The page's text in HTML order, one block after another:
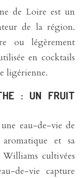
de Loire est un
de la région.
ou légèrement
en cocktails
ligérienne.
: UN FRUIT
eau-de-vie de
aromatique et sa
cultivées
de-vie capture